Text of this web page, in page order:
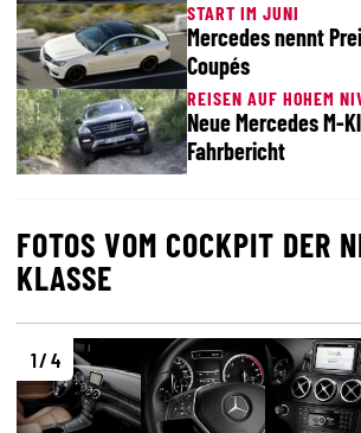
START IM JUNI
Mercedes nennt
Coupés
REISEN AUF HOHEM
Neue Mercedes M-
Fahrbericht
FOTOS VOM COCKPIT DER
KLASSE
1 / 4